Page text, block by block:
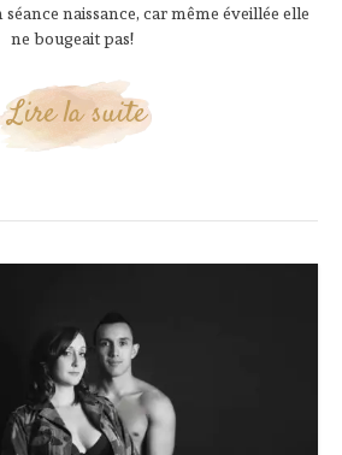
naissance, car même éveillée elle
ne bougeait pas!
Lire la suite